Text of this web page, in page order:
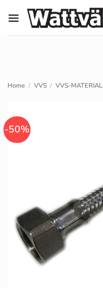
Home / VVS / VVS-MATERIAL
-50%